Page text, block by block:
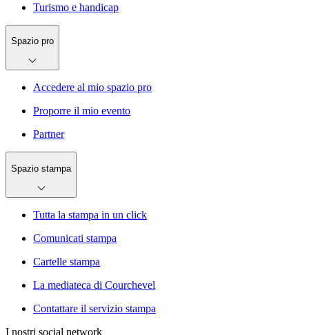
Turismo e handicap
Spazio pro
Accedere al mio spazio pro
Proporre il mio evento
Partner
Spazio stampa
Tutta la stampa in un click
Comunicati stampa
Cartelle stampa
La mediateca di Courchevel
Contattare il servizio stampa
I nostri social network